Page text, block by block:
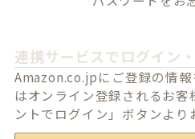
連携サービスでログイン
Amazon.co.jpにご登録の情
はオンライン登録されるお
ントでログイン」ボタンより